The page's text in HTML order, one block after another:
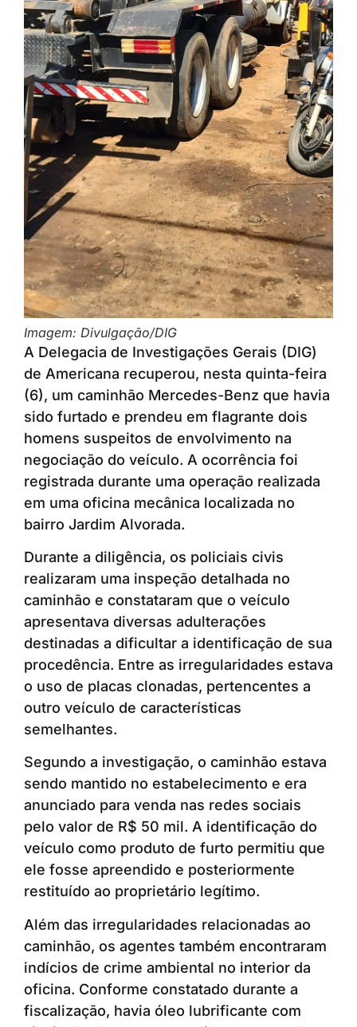
Imagem: Divulgação/DIG
A Delegacia de Investigações Gerais (DIG)
de Americana recuperou, nesta quinta-feira
(6), um caminhão Mercedes-Benz que havia
sido furtado e prendeu em flagrante dois
homens suspeitos de envolvimento na
negociação do veículo. A ocorrência foi
registrada durante uma operação realizada
em uma oficina mecânica localizada no
bairro Jardim Alvorada.
Durante a diligência, os policiais civis
realizaram uma inspeção detalhada no
caminhão e constataram que o veículo
apresentava diversas adulterações
destinadas a dificultar a identificação de sua
procedência. Entre as irregularidades estava
o uso de placas clonadas, pertencentes a
outro veículo de características
semelhantes.
Segundo a investigação, o caminhão estava
sendo mantido no estabelecimento e era
anunciado para venda nas redes sociais
pelo valor de R$ 50 mil. A identificação do
veículo como produto de furto permitiu que
ele fosse apreendido e posteriormente
restituído ao proprietário legítimo.
Além das irregularidades relacionadas ao
caminhão, os agentes também encontraram
indícios de crime ambiental no interior da
oficina. Conforme constatado durante a
fiscalização, havia óleo lubrificante com